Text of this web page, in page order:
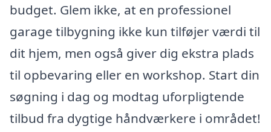
budget. Glem ikke, at en professionel
garage tilbygning ikke kun tilføjer værdi til
dit hjem, men også giver dig ekstra plads
til opbevaring eller en workshop. Start din
søgning i dag og modtag uforpligtende
tilbud fra dygtige håndværkere i området!